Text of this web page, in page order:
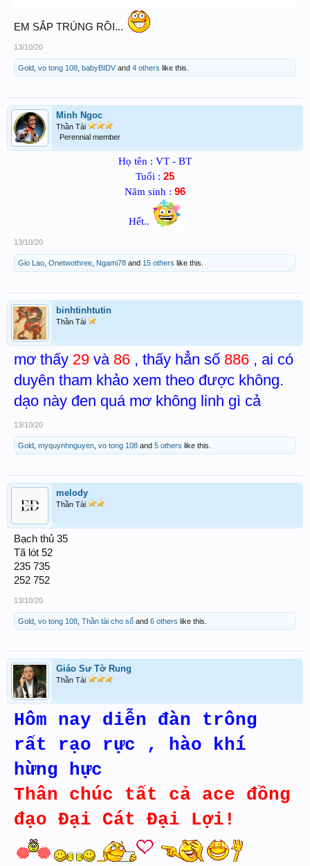
EM SẮP TRÚNG RỒI...
13/10/20
Gold vo tong 108 babyBIDV and 4 others like this.
Minh Ngoc
Thần Tài
Perennial member
Họ tên : VT - BT
Tuổi : 25
Năm sinh : 96
Hết..
13/10/20
Gio Lao Onetwothree Ngami78 and 15 others like this.
binhtinhtutin
Thần Tài
mơ thấy 29 và 86 , thấy hẳn số 886 , ai có
duyên tham khảo xem theo được không.
dạo này đen quá mơ không linh gì cả
13/10/20
Gold myquynhnguyen vo tong 108 and 5 others like this.
melody
Thần Tài
Bạch thủ 35
Tã lót 52
235 735
252 752
13/10/20
Gold vo tong 108 Thần tài cho số and 6 others like this.
Giáo Sư Tờ Rung
Thần Tài
Hôm nay diễn đàn trông
rất rạo rực , hào khí
hừng hực
Thân chúc tất cả ace đồng
đạo Đại Cát Đại Lợi!